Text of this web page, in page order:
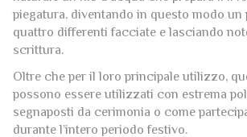
naturale un filo d’acqua che prepara il il
piegatura, diventando in questo modo un
quattro differenti facciate e lasciando
Oltre che per il loro principale utilizzo,
possono essere utilizzati con estrema
segnaposti da cerimonia o come